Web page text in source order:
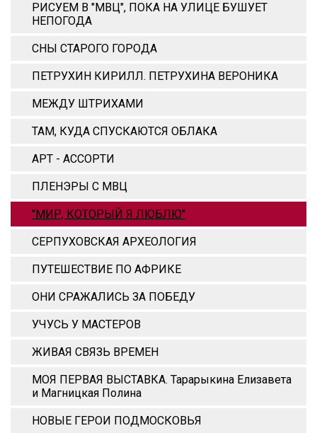
РИСУЕМ В "МВЦ", ПОКА НА УЛИЦЕ БУШУЕТ
НЕПОГОДА
СНЫ СТАРОГО ГОРОДА
ПЕТРУХИН КИРИЛЛ. ПЕТРУХИНА ВЕРОНИКА
МЕЖДУ ШТРИХАМИ
ТАМ, КУДА СПУСКАЮТСЯ ОБЛАКА
АРТ - АССОРТИ
ПЛЕНЭРЫ С МВЦ
"МИР, КОТОРЫЙ Я ЛЮБЛЮ"
СЕРПУХОВСКАЯ АРХЕОЛОГИЯ
ПУТЕШЕСТВИЕ ПО АФРИКЕ
ОНИ СРАЖАЛИСЬ ЗА ПОБЕДУ
УЧУСЬ У МАСТЕРОВ
ЖИВАЯ СВЯЗЬ ВРЕМЕН
МОЯ ПЕРВАЯ ВЫСТАВКА. Тарарыкина Елизавета
и Магницкая Полина
НОВЫЕ ГЕРОИ ПОДМОСКОВЬЯ